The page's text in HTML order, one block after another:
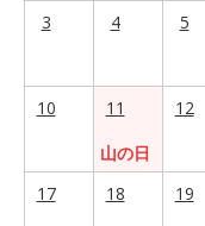
3 4 5
10
11
山の日
12
17
18 19